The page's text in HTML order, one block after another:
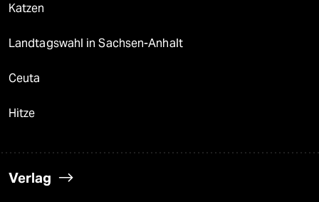
Katzen
Landtagswahl in Sachsen-Anhalt
Ceuta
Hitze
Verlag